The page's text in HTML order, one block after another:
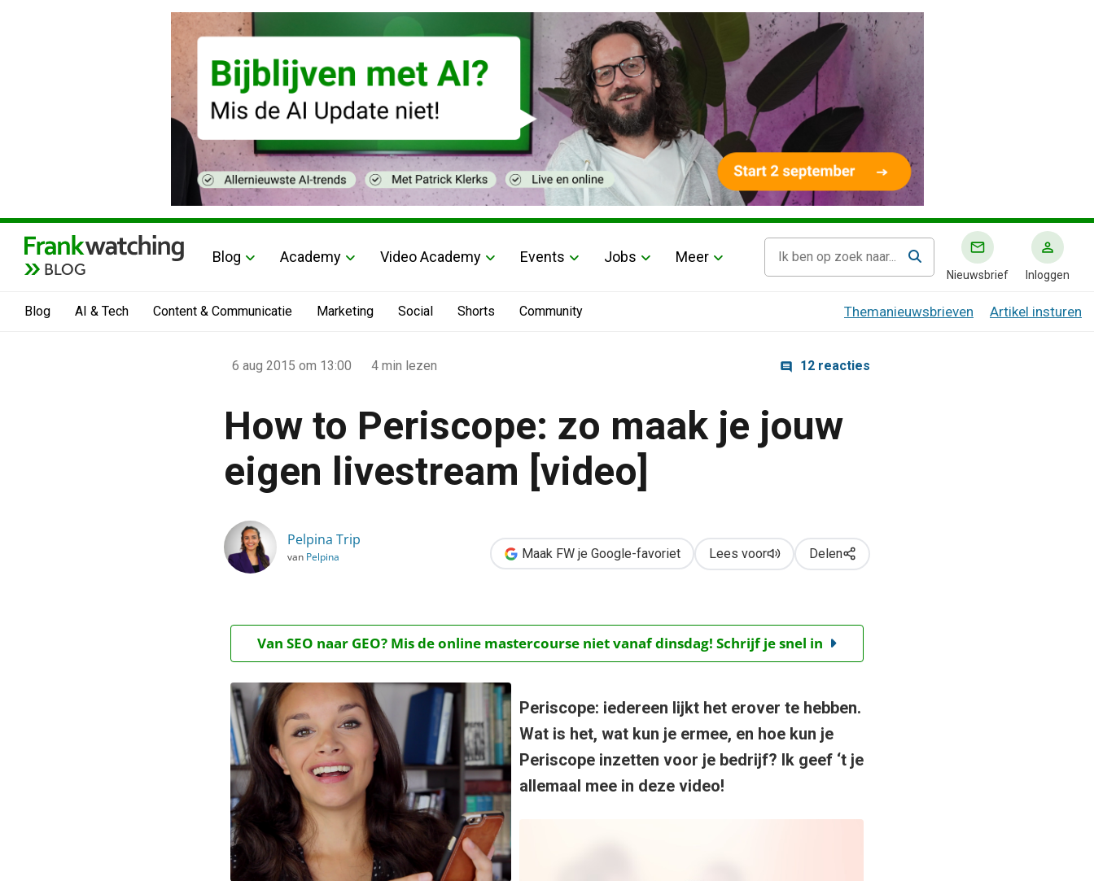
BLOG
Blog Academy Video Academy Events Jobs Meer
Nieuwsbrief Inloggen
Blog AI & Tech Content & Communicatie Marketing Social Shorts Community Themanieuwsbrieven Artikel insturen
Alle artikelen
›
6 aug 2015 om 13:00 4 min lezen 12 reacties
How to Periscope: zo maak je jouw
eigen livestream [video]
Pelpina Trip
van Pelpina Maak FW je Google-favoriet Lees voor Delen
Van SEO naar GEO? Mis de online mastercourse niet vanaf dinsdag! Schrijf je snel in
Periscope: iedereen lijkt het erover te hebben.
Wat is het, wat kun je ermee, en hoe kun je
Periscope inzetten voor je bedrijf? Ik geef ‘t je
allemaal mee in deze video!